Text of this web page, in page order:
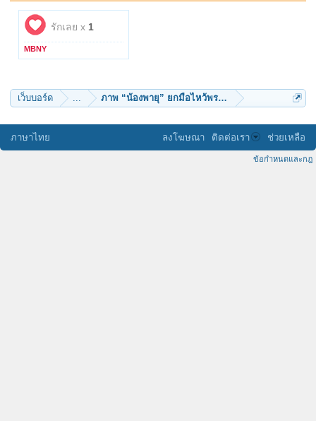
รักเลย x 1
MBNY
เว็บบอร์ด ... ภาพ “น้องพายุ” ยกมือไหว้พระสวยมาก พี่ๆ ชื่นชมคุณ
ภาษาไทย ลงโฆษณา ติดต่อเรา ช่วยเหลือ
ข้อกำหนดและกฎ